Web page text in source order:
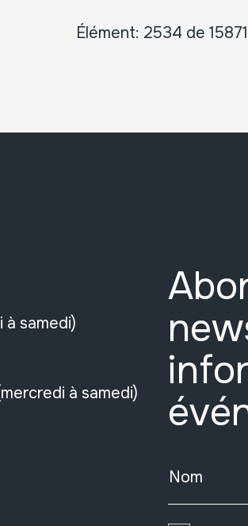
Élément: 2534 de 15871
à samedi)
à samedi)
Nom